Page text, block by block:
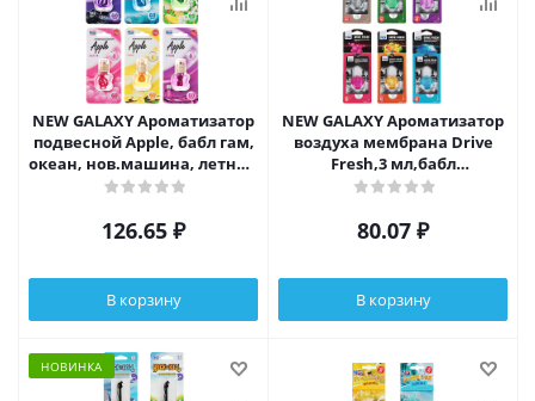
NEW GALAXY Ароматизатор
подвесной Apple, бабл гам,
океан, нов.машина, летний
бриз, ваниль, парфюм
126.65 ₽
В корзину
NEW GALAXY Ароматизатор
воздуха мембрана Drive
Fresh,3 мл,бабл
80.07 ₽
В корзину
НОВИНКА